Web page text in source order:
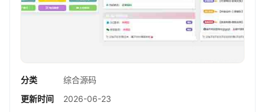
分类
综合源码
更新时间
2026-06-23